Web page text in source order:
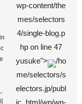
wp-content/the
mes/selectors
4/single-blog.p
hp on line 47
yusuke">
/ho
me/selectors/s
electors.jp/publ
ic_html/wp/wp-